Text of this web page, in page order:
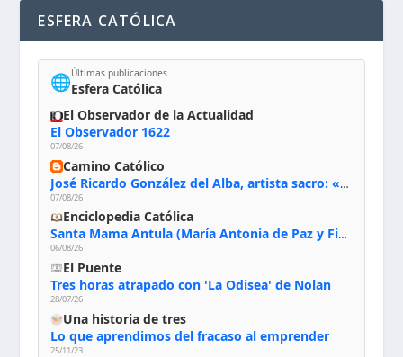
ESFERA CATÓLICA
🌐Últimas publicaciones
Esfera Católica
El Observador de la Actualidad
El Observador 1622
07/08/26
Camino Católico
José Ricardo González del Alba, artista sacro: «Yo oro, hablo con Dios, le pido al Espíritu Santo su inspiración y siempre pinto rezando el rosario para que sea Él quien actúe a través de mis manos»
07/08/26
Enciclopedia Católica
Santa Mama Antula (María Antonia de Paz y Figueroa)
06/08/26
El Puente
Tres horas atrapado con 'La Odisea' de Nolan
28/07/26
Una historia de tres
Lo que aprendimos del fracaso al emprender
25/11/23